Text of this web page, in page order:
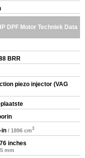
DPF Motor Techniek Data
BRR
piezo injector (VAG
in / 1896 cm3
inches
mm